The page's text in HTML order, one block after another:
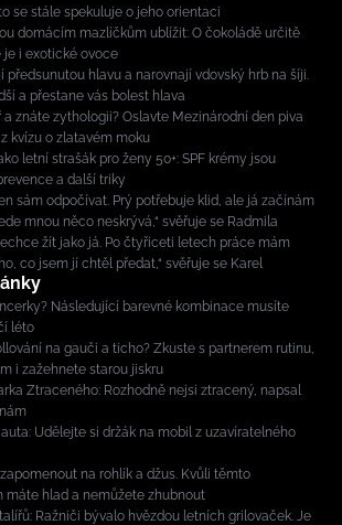
se stále spekuluje o jeho orientaci
domácím mazlíčkům ublížit: O čokoládě určitě
je i exotické ovoce
předsunutou hlavu a narovnají vdovský hrb na šíji.
a přestane vás bolest hlava
a znáte zythologii? Oslavte Mezinárodní den piva
kvízu o zlatavém moku
letní strašák pro ženy 50+: SPF krémy jsou
a další triky
sám odpočívat. Prý potřebuje klid, ale já začínám
mnou něco neskrývá,“ svěřuje se Radmila
žít jako já. Po čtyřiceti letech práce mám
co jsem jí chtěl předat,“ svěřuje se Karel
Následující barevné kombinace musíte
léto
na gauči a ticho? Zkuste s partnerem rutinu,
i zažehnete starou jiskru
Ztraceného: Rozhodně nejsi ztracený, napsal
Udělejte si držák na mobil z uzavíratelného
na rohlík a džus. Kvůli těmto
máte hlad a nemůžete zhubnout
Ražniči bývalo hvězdou letních grilovaček. Je